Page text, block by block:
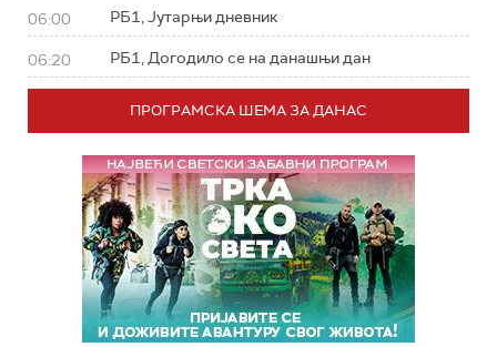
06:00 РБ1, Јутарњи дневник
06:20 РБ1, Догодило се на данашњи дан
ПРОГРАМСКА ШЕМА ЗА ДАНАС